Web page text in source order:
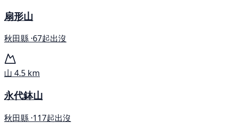
扇形山
秋田縣 ·67起出沒
山 4.5 km
永代鉢山
秋田縣 ·117起出沒